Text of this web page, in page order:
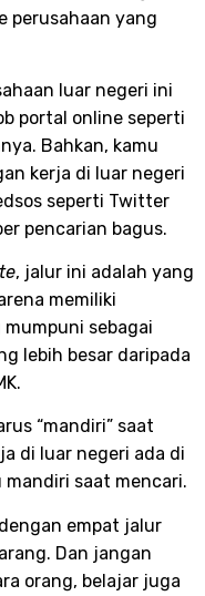
perusahaan yang
luar negeri ini
portal online seperti
Bahkan, kamu
kerja di luar negeri
seperti Twitter
pencarian bagus.
, jalur ini adalah yang
memiliki
sebagai
lebih besar daripada
“mandiri” saat
di luar negeri ada di
mandiri saat mencari.
empat jalur
Dan jangan
orang, belajar juga